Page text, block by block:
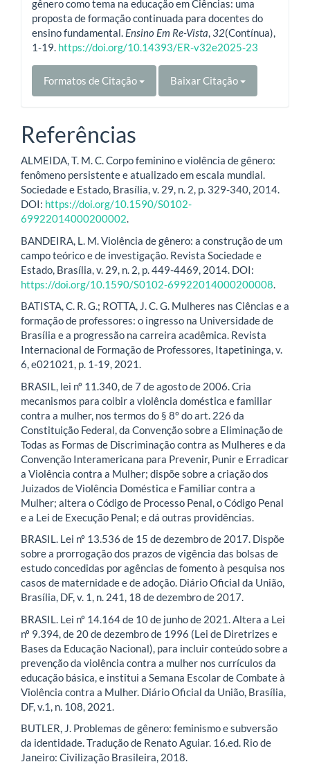
gênero como tema na educação em Ciências: uma
proposta de formação continuada para docentes do
ensino fundamental. Ensino Em Re-Vista 32(Contínua),
1-19. https://doi.org/10.14393/ER-v32e2025-23
Formatos de Citação Baixar Citação
Referências
ALMEIDA, T. M. C. Corpo feminino e violência de gênero:
fenômeno persistente e atualizado em escala mundial.
Sociedade e Estado, Brasília, v. 29, n. 2, p. 329-340, 2014.
DOI: https://doi.org/10.1590/S0102-
69922014000200002.
BANDEIRA, L. M. Violência de gênero: a construção de um
campo teórico e de investigação. Revista Sociedade e
Estado, Brasília, v. 29, n. 2, p. 449-4469, 2014. DOI:
https://doi.org/10.1590/S0102-69922014000200008
BATISTA, C. R. G.; ROTTA, J. C. G. Mulheres nas Ciências e a
formação de professores: o ingresso na Universidade de
Brasília e a progressão na carreira acadêmica. Revista
Internacional de Formação de Professores, Itapetininga, v.
6, e021021, p. 1-19, 2021.
BRASIL, lei nº 11.340, de 7 de agosto de 2006. Cria
mecanismos para coibir a violência doméstica e familiar
contra a mulher, nos termos do § 8º do art. 226 da
Constituição Federal, da Convenção sobre a Eliminação de
Todas as Formas de Discriminação contra as Mulheres e da
Convenção Interamericana para Prevenir, Punir e Erradicar
a Violência contra a Mulher; dispõe sobre a criação dos
Juizados de Violência Doméstica e Familiar contra a
Mulher; altera o Código de Processo Penal, o Código Penal
e a Lei de Execução Penal; e dá outras providências.
BRASIL. Lei nº 13.536 de 15 de dezembro de 2017. Dispõe
sobre a prorrogação dos prazos de vigência das bolsas de
estudo concedidas por agências de fomento à pesquisa nos
casos de maternidade e de adoção. Diário Oficial da União,
Brasília, DF, v. 1, n. 241, 18 de dezembro de 2017.
BRASIL. Lei nº 14.164 de 10 de junho de 2021. Altera a Lei
nº 9.394, de 20 de dezembro de 1996 (Lei de Diretrizes e
Bases da Educação Nacional), para incluir conteúdo sobre a
prevenção da violência contra a mulher nos currículos da
educação básica, e institui a Semana Escolar de Combate à
Violência contra a Mulher. Diário Oficial da União, Brasília,
DF, v.1, n. 108, 2021.
BUTLER, J. Problemas de gênero: feminismo e subversão
da identidade. Tradução de Renato Aguiar. 16.ed. Rio de
Janeiro: Civilização Brasileira, 2018.